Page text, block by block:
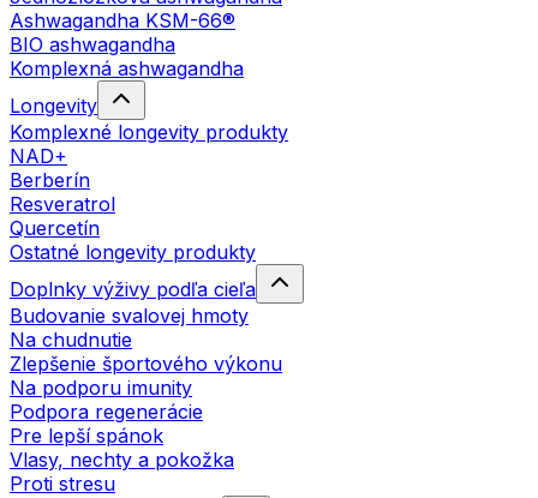
Ashwagandha KSM-66®
BIO ashwagandha
Komplexná ashwagandha
Longevity
Komplexné longevity produkty
NAD+
Berberín
Resveratrol
Quercetín
Ostatné longevity produkty
Doplnky výživy podľa cieľa
Budovanie svalovej hmoty
Na chudnutie
Zlepšenie športového výkonu
Na podporu imunity
Podpora regenerácie
Pre lepší spánok
Vlasy, nechty a pokožka
Proti stresu